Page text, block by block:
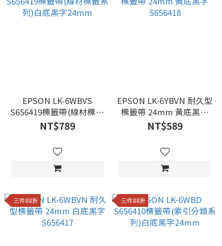
EPSON LK-6WBVS
S656419標籤帶(線材標籤
系列)白底黑字24mm
NT$789
EPSON LK-6YBVN 耐久型
標籤帶 24mm 黃底黑字
S656418
NT$589
三件88折 三件88折